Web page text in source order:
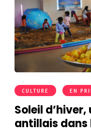
CULTURE EN
Soleil
antillais dans